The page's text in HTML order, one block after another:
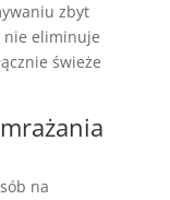
zbyt
nie eliminuje
świeże
na